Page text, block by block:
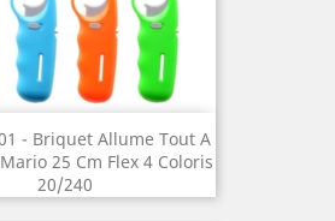
- Briquet Allume Tout A
25 Cm Flex 4 Coloris
20/240